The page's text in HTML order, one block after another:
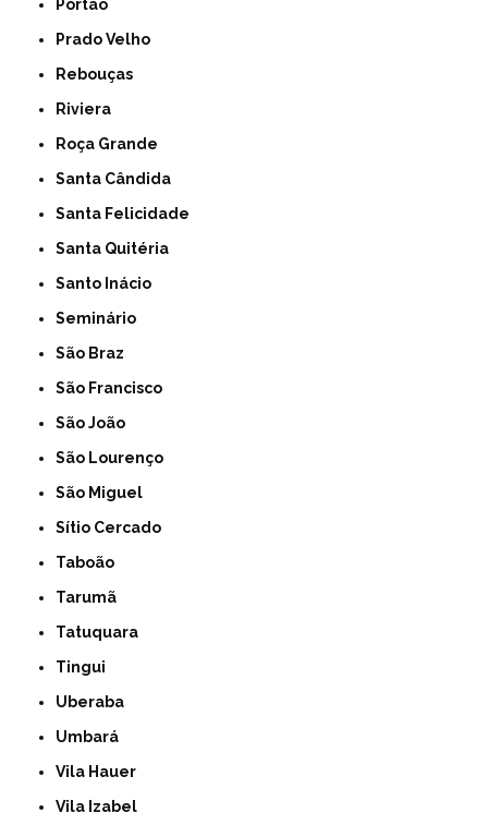
Portão
Prado Velho
Rebouças
Riviera
Roça Grande
Santa Cândida
Santa Felicidade
Santa Quitéria
Santo Inácio
Seminário
São Braz
São Francisco
São João
São Lourenço
São Miguel
Sítio Cercado
Taboão
Tarumã
Tatuquara
Tingui
Uberaba
Umbará
Vila Hauer
Vila Izabel